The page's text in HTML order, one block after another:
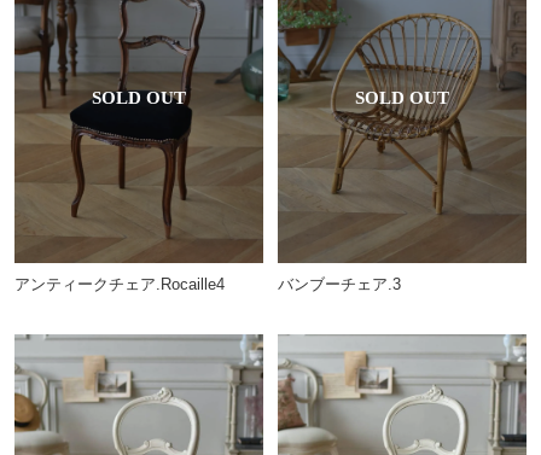
アンティークチェア.Rocaille4 バンブーチェア.3